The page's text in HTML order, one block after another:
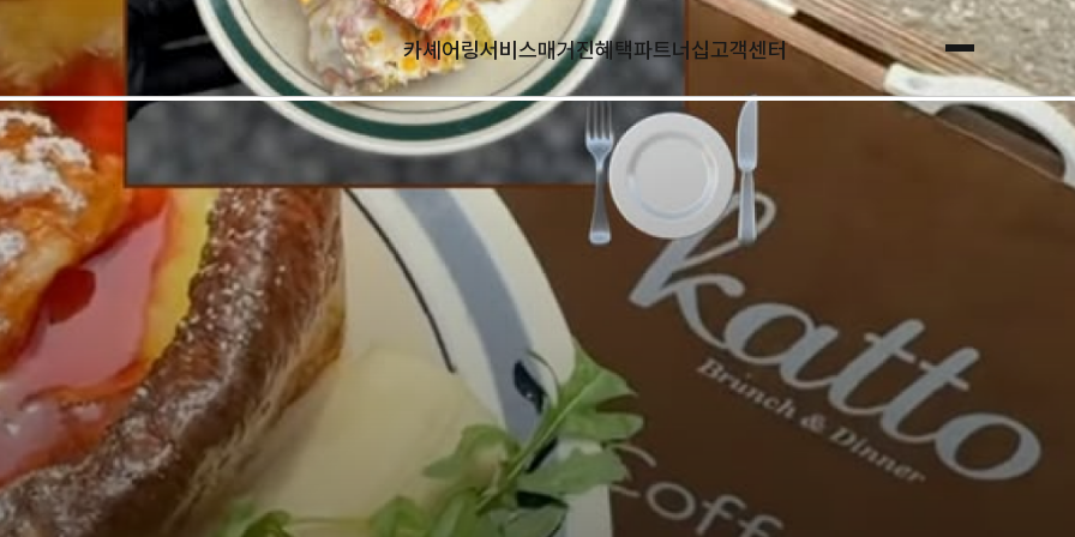
카셰어링서비스매거진혜택파트너십고객센터 전체메뉴